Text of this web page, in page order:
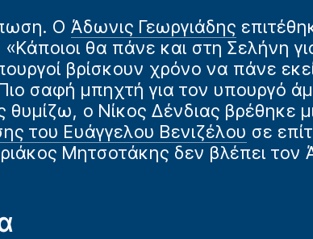
Ο Άδωνις Γεωργιάδης
θα πάνε και στη Σελήνη
βρίσκουν χρόνο να πάνε
σαφή μπηχτή για τον υπουργό
θυμίζω, ο Νίκος Δένδιας βρέθηκε
του Ευάγγελου Βενιζέλου σε
Μητσοτάκης δεν βλέπει τον